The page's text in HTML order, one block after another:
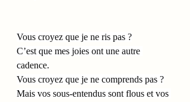
Vous croyez que je ne ris pas ?
C’est que mes joies ont une autre
cadence.
Vous croyez que je ne comprends pas ?
Mais vos sous-entendus sont flous et vos